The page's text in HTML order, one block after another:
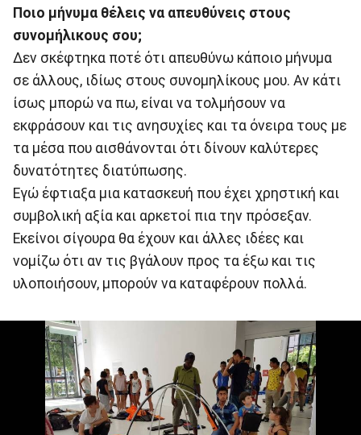
Ποιο μήνυμα θέλεις να απευθύνεις στους
συνομήλικους σου;
Δεν σκέφτηκα ποτέ ότι απευθύνω κάποιο μήνυμα
σε άλλους, ιδίως στους συνομηλίκους μου. Αν κάτι
ίσως μπορώ να πω, είναι να τολμήσουν να
εκφράσουν και τις ανησυχίες και τα όνειρα τους με
τα μέσα που αισθάνονται ότι δίνουν καλύτερες
δυνατότητες διατύπωσης.
Εγώ έφτιαξα μια κατασκευή που έχει χρηστική και
συμβολική αξία και αρκετοί πια την πρόσεξαν.
Εκείνοι σίγουρα θα έχουν και άλλες ιδέες και
νομίζω ότι αν τις βγάλουν προς τα έξω και τις
υλοποιήσουν, μπορούν να καταφέρουν πολλά.